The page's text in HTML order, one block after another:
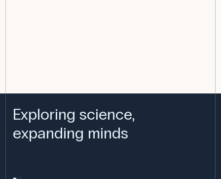
Exploring science,
expanding minds